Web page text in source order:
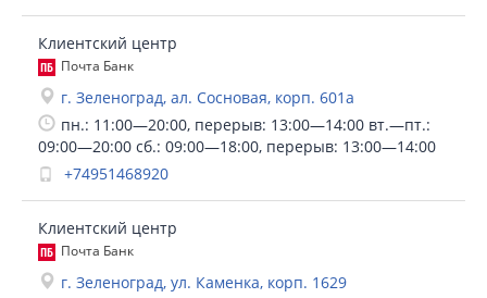
Клиентский центр
Почта Банк
г. Зеленоград, ал. Сосновая, корп. 601а
пн.: 11:00—20:00, перерыв: 13:00—14:00 вт.—пт.:
09:00—20:00 сб.: 09:00—18:00, перерыв: 13:00—14:00
+74951468920
Клиентский центр
Почта Банк
г. Зеленоград, ул. Каменка, корп. 1629